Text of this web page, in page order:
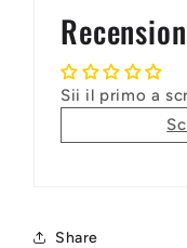
Sii il primo a
Share